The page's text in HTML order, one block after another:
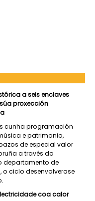
a seis enclaves
proxección
cunha programación
e patrimonio,
de especial valor
a través da
departamento de
ciclo desenvolverase
coa calor